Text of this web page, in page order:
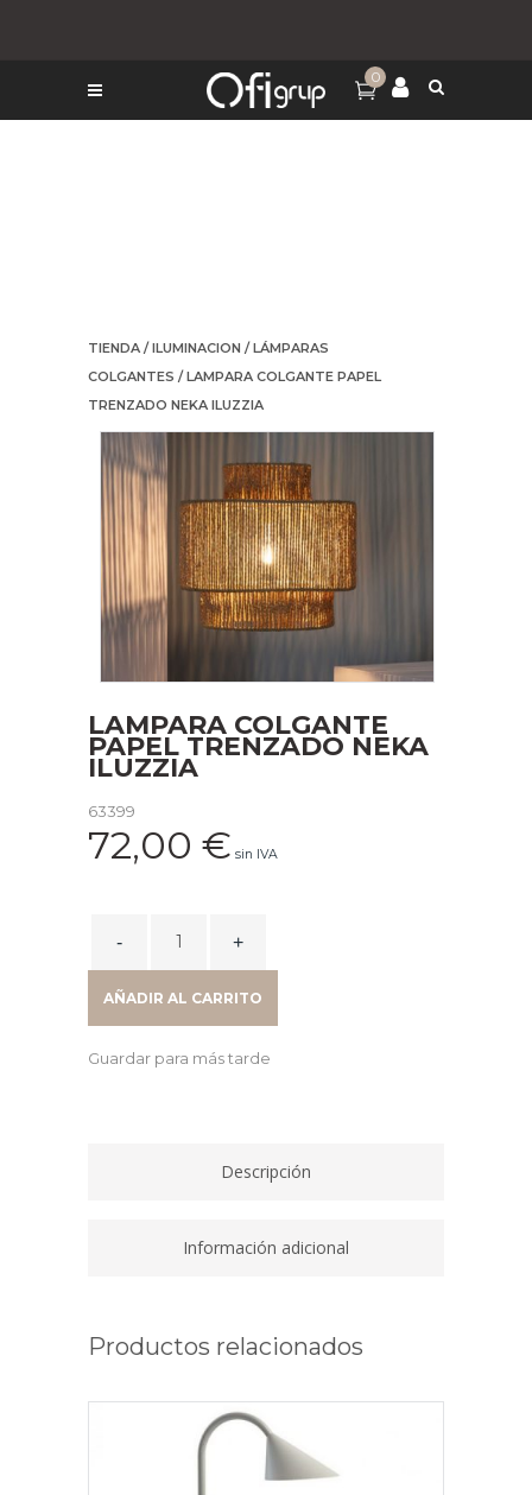
0
TIENDA /ILUMINACION /LÁMPARAS
COLGANTES / LAMPARA COLGANTE PAPEL
TRENZADO NEKA ILUZZIA
LAMPARA COLGANTE
PAPEL TRENZADO NEKA
ILUZZIA
63399
72,00 € sin IVA
ILUZZIA
AÑADIR AL CARRITO
Guardar para más tarde
Descripción
Información adicional
Productos relacionados